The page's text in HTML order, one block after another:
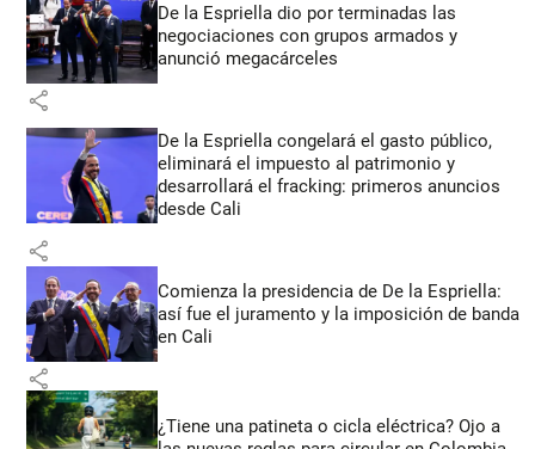
De la Espriella dio por terminadas las
negociaciones con grupos armados y
anunció megacárceles
share
De la Espriella congelará el gasto público,
eliminará el impuesto al patrimonio y
desarrollará el fracking: primeros anuncios
desde Cali
share
Comienza la presidencia de De la Espriella:
así fue el juramento y la imposición de banda
en Cali
share
¿Tiene una patineta o cicla eléctrica? Ojo a